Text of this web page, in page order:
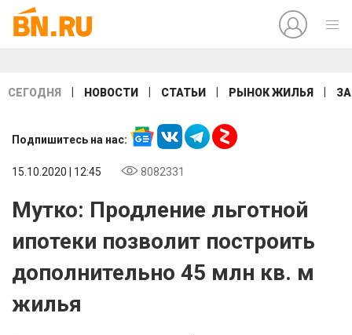
СЕГОДНЯ НОВОСТИ СТАТЬИ РЫНОК ЖИЛЬЯ
Подпишитесь на нас:
15.10.2020 | 12:45 8082331
Мутко: Продление льготной
ипотеки позволит построить
дополнительно 45 млн кв. м
жилья